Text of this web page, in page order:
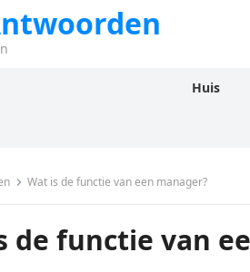
Huis
Wat is de functie van een manager?
de functie van